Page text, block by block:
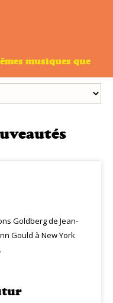
musiques que
Goldberg de Jean-
Gould à New York